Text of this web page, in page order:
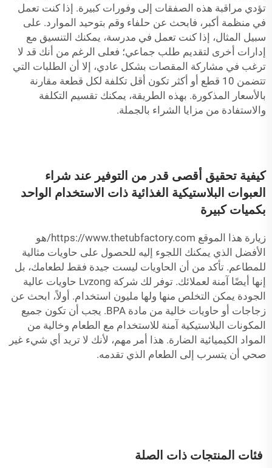
تؤدي مراقبة هذه الصفقات إلى وفورات كبيرة. إذا كنت تعمل
في منظمة أكبر، فابحث عن حلفاء وقم بتوحيد الموارد. على
سبيل المثال، إذا كنت تعمل في مدرسة، يمكنك التنسيق مع
إدارات أخرى لتقديم طلب جماعي؛ فعلى الرغم من أنك قد لا
ترغب في مشاركة المقصات بشكل عادي، إلا أن الطلبات التي
تتضمن 10 قطع أو أكثر تكون أقل تكلفة لكل قطعة مقارنة
بالأسعار المذكورة. بهذه الطريقة، يمكنك تقسيم التكلفة
والاستفادة من مزايا الشراء بالجملة.
كيفية تحقيق أقصى قدر من التوفير عند شراء
العبوات البلاستيكية الغذائية ذات الاستخدام الواحد
بكميات كبيرة
زيارة هذا الموقع https://www.thetubfactory.com/ هو
الأفضل الذي يمكنك اللجوء إليه للحصول على حاويات مثالية
للمطاعم. تأكد من أن الحاويات ليست جيدة فقط لطعامك، بل
إنها أيضًا آمنة لعملائك. توفر لك شركة Lvzong حاويات عالية
الجودة يمكن التخلص منها ولها مليون استخدام. أولاً، ابحث عن
زجاجات أو حاويات خالية من مادة BPA. يجب أن تكون جميع
المكونات البلاستيكية آمنة للاستخدام مع الطعام وخالية من
المواد الكيميائية الضارة. هذا أمر مهم، لأنك لا تريد أي شيء غير
صحي أن يتسرب إلى الطعام الذي تقدمه.
فئات المنتجات ذات الصلة